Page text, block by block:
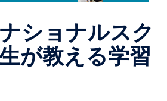
ショナルスク
が教える学習